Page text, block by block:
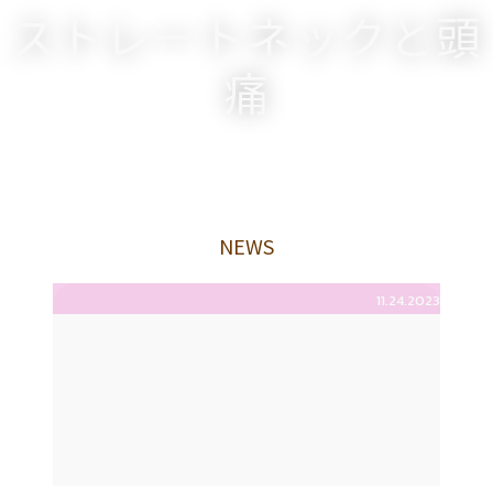
ストレートネックと頭
痛
NEWS
11.24.2023